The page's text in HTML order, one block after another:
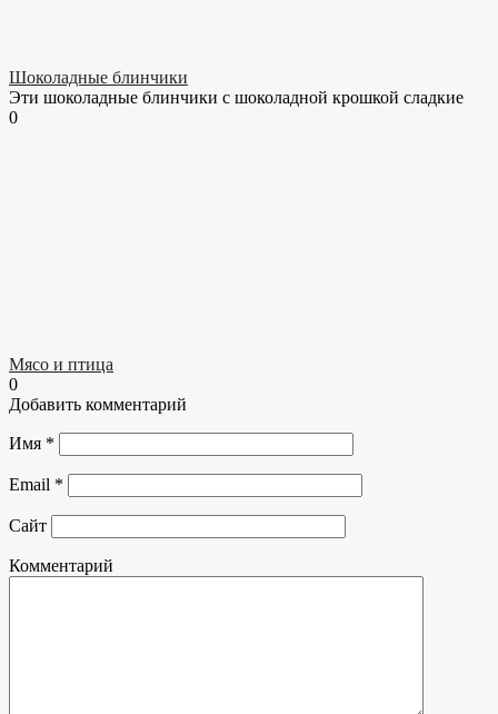
Шоколадные блинчики
Эти шоколадные блинчики с шоколадной крошкой сладкие
0
Мясо и птица
0
Добавить комментарий
Имя *
Email *
Сайт
Комментарий